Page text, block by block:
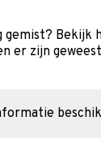
gemist? Bekijk
er zijn